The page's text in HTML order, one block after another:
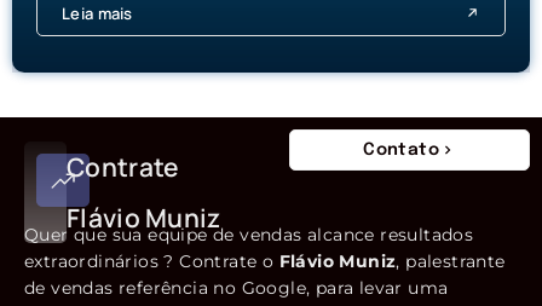
Leia mais
Contrate
Flávio Muniz
Contato
Quer que sua equipe de vendas alcance resultados
extraordinários ? Contrate o Flávio Muniz, palestrante
de vendas referência no Google, para levar uma